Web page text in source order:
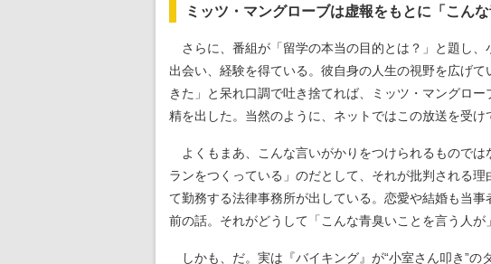
ミッツ・マングローブは虚報をもとに「こん
さらに、番組が「留学の本当の目的とは？」と題し、
出会い、経験を得ている。彼自身の人生の視野を広げ
きた」と呆れ口調で吐き捨てれば、ミッツ・マングロ
精を出した。当然のように、ネットではこの放送を受
よくもまあ、こんな言いがかりをつけられるもので
ランをつくっている」のだとして、それが批判される
て勤務する法律事務所が出している。恋愛や結婚も当
前の話。それがどうして「こんな青臭いことを言う人が
しかも、だ。実は『バイキング』が“小室さん叩き”の